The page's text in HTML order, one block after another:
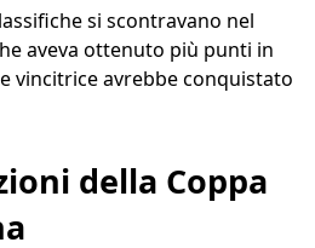
si scontravano nel
aveva ottenuto più punti in
vincitrice avrebbe conquistato
della Coppa